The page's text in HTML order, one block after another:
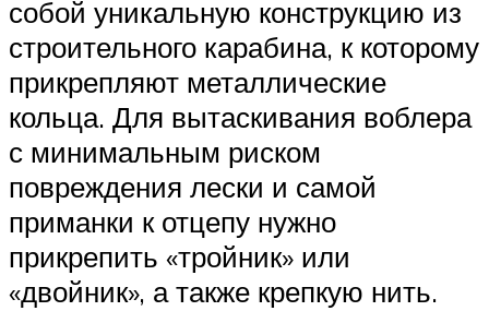
собой уникальную конструкцию из
строительного карабина, к которому
прикрепляют металлические
кольца. Для вытаскивания воблера
с минимальным риском
повреждения лески и самой
приманки к отцепу нужно
прикрепить «тройник» или
«двойник», а также крепкую нить.